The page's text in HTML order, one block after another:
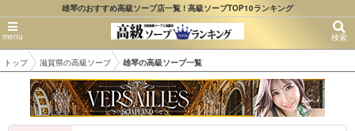
雄琴のおすすめ高級ソープ店一覧 ! 高級ソープTOP10ランキング
トップ 滋賀県の高級ソープ 雄琴の高級ソープ一覧
検索